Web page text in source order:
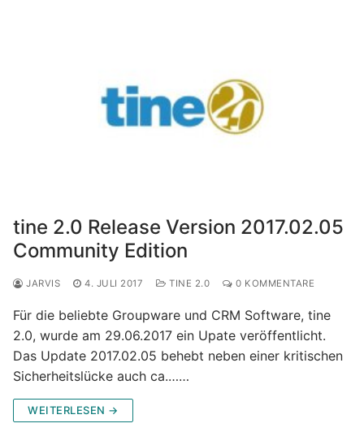
tine 2.0 Release Version 2017.02.05
Community Edition
JARVIS 4. JULI 2017 TINE 2.0 0 KOMMENTARE
Für die beliebte Groupware und CRM Software, tine
2.0, wurde am 29.06.2017 ein Upate veröffentlicht.
Das Update 2017.02.05 behebt neben einer kritischen
Sicherheitslücke auch ca.……
WEITERLESEN →